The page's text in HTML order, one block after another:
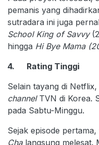
pemanis yang
sutradara ini juga
School King of Savvy
hingga Hi Bye Mama
4. Rating Tinggi
Selain tayang di
channel TVN di Korea.
pada Sabtu-Minggu.
Sejak episode pertama,
Chalangsung melesat.